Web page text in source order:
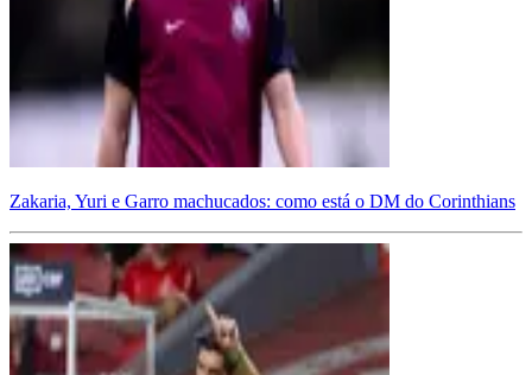
Zakaria, Yuri e Garro machucados: como está o DM do Corinthians